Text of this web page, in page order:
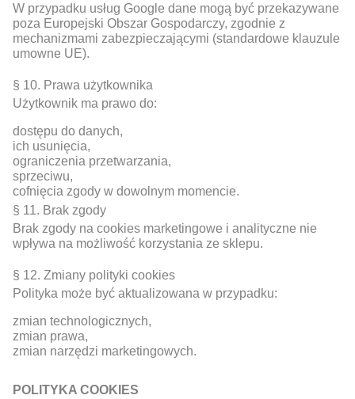
W przypadku usług Google dane mogą być przekazywane
poza Europejski Obszar Gospodarczy, zgodnie z
mechanizmami zabezpieczającymi (standardowe klauzule
umowne UE).
§ 10. Prawa użytkownika
Użytkownik ma prawo do:
dostępu do danych,
ich usunięcia,
ograniczenia przetwarzania,
sprzeciwu,
cofnięcia zgody w dowolnym momencie.
§ 11. Brak zgody
Brak zgody na cookies marketingowe i analityczne nie
wpływa na możliwość korzystania ze sklepu.
§ 12. Zmiany polityki cookies
Polityka może być aktualizowana w przypadku:
zmian technologicznych,
zmian prawa,
zmian narzędzi marketingowych.
POLITYKA COOKIES